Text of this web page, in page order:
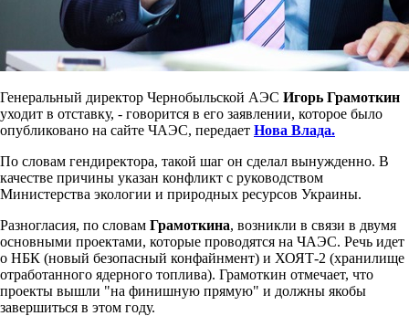
Генеральный директор Чернобыльской АЭС Игорь Грамоткин
уходит в отставку, - говорится в его заявлении, которое было
опубликовано на сайте ЧАЭС, передает Нова Влада.
По словам гендиректора, такой шаг он сделал вынужденно. В
качестве причины указан конфликт с руководством
Министерства экологии и природных ресурсов Украины.
Разногласия, по словам Грамоткина, возникли в связи в двумя
основными проектами, которые проводятся на ЧАЭС. Речь идет
о НБК (новый безопасный конфайнмент) и ХОЯТ-2 (хранилище
отработанного ядерного топлива). Грамоткин отмечает, что
проекты вышли "на финишную прямую" и должны якобы
завершиться в этом году.